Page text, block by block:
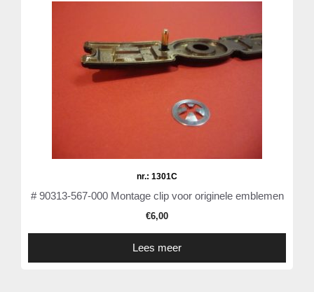
nr.: 1301C
# 90313-567-000 Montage clip voor originele emblemen
€6,00
Lees meer